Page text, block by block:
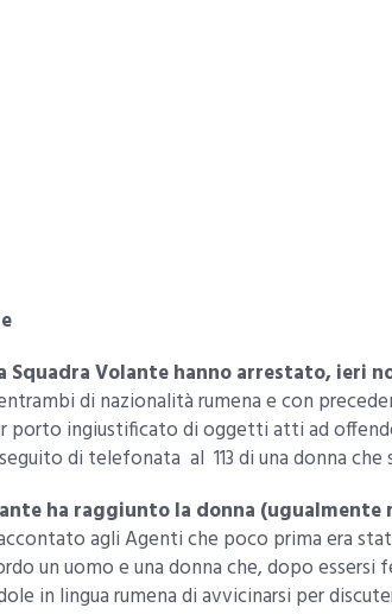
Squadra Volante hanno arrestato, ieri
di nazionalità rumena e con
porto ingiustificato di oggetti atti ad
seguito di telefonata al 113 di una donna
ha raggiunto la donna (ugualmente
agli Agenti che poco prima era
un uomo e una donna che, dopo essersi
in lingua rumena di avvicinarsi per